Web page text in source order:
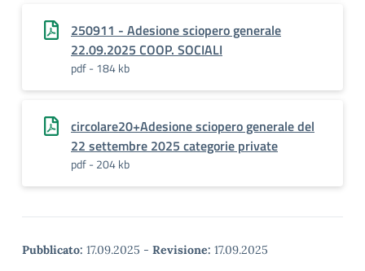
250911 - Adesione sciopero generale
22.09.2025 COOP. SOCIALI
pdf - 184 kb
circolare20+Adesione sciopero generale del
22 settembre 2025 categorie private
pdf - 204 kb
Pubblicato: 17.09.2025 - Revisione: 17.09.2025